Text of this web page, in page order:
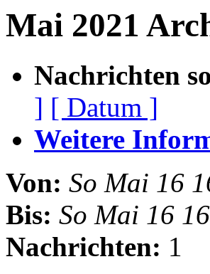
Mai 2021
Nachrichten
] [ Datum ]
Weitere
Von: So Mai 16
Bis: So Mai 16
Nachrichten: 1